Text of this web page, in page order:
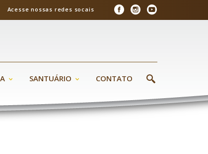
nossas redes socais
SANTUÁRIO CONTATO